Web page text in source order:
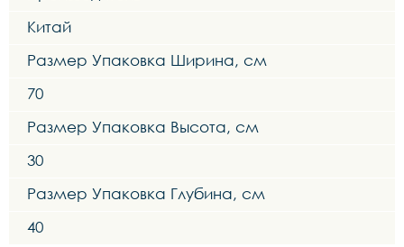
Китай
Размер Упаковка Ширина, см
70
Размер Упаковка Высота, см
30
Размер Упаковка Глубина, см
40